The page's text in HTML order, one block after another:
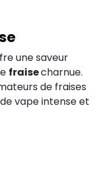
une saveur
fraisecharnue.
de fraises
vape intense et